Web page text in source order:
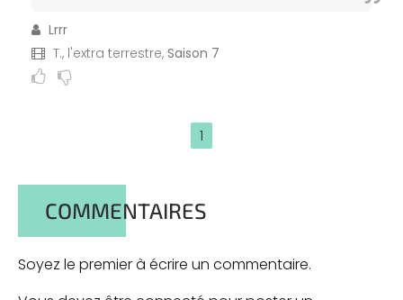
Lrrr
T., l'extra terrestre, Saison 7
1
COMMENTAIRES
Soyez le premier à écrire un commentaire.